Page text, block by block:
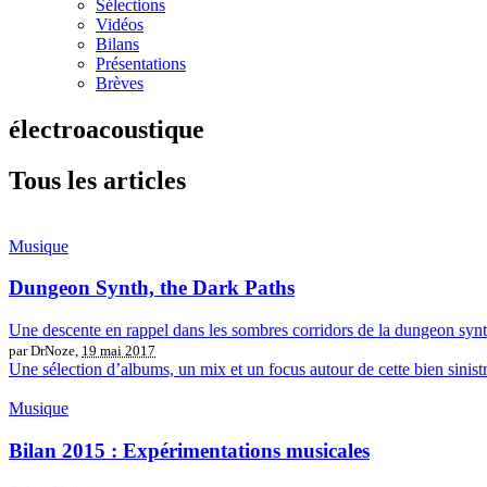
Sélections
Vidéos
Bilans
Présentations
Brèves
électroacoustique
Tous les articles
Musique
Dungeon Synth, the Dark Paths
Une descente en rappel dans les sombres corridors de la dungeon
par DrNoze, 19 mai 2017
Une sélection d’albums, un mix et un focus autour de cette bien
Musique
Bilan 2015 : Expérimentations musicales